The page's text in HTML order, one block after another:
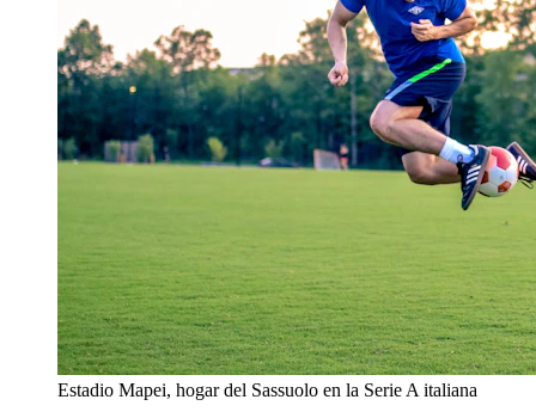
Estadio Mapei, hogar del Sassuolo en la Serie A italiana